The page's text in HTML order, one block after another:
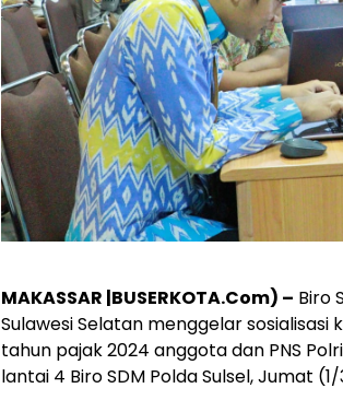
MAKASSAR |BUSERKOTA.Com) – Biro
Sulawesi Selatan menggelar sosialisasi
tahun pajak 2024 anggota dan PNS
lantai 4 Biro SDM Polda Sulsel, Jumat